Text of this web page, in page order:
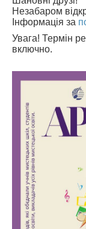
АБІТУРІЄНТУ
СТУДЕНТУ
МИСТЕЦЬКІ
Незабаром
Інформація за
Увага! Термін
включно.